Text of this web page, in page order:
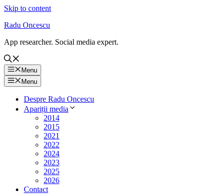
Skip to content
Radu Oncescu
App researcher. Social media expert.
Menu
Menu
Despre Radu Oncescu
Apariții media
2014
2015
2021
2022
2024
2023
2025
2026
Contact